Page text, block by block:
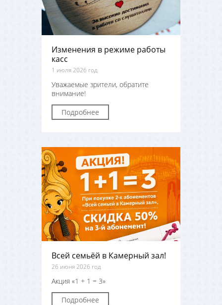
Изменения в режиме работы
касс
1 июля 2026 год
Уважаемые зрители, обратите
внимание!
Подробнее
Всей семьёй в Камерный зал!
26 июня 2026 год
Акция «1 + 1 = 3»
Подробнее